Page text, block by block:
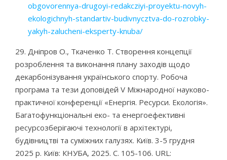
obgovorennya-drugoyi-redakcziyi-proyektu-novyh-
ekologichnyh-standartiv-budivnycztva-do-rozrobky-
yakyh-zalucheni-eksperty-knuba/
29. Дніпров О., Ткаченко Т. Створення концепції
розроблення та виконання плану заходів щодо
декарбонізування українського спорту. Робоча
програма та тези доповідей V Міжнародної науково-
практичної конференції «Енергія. Ресурси. Екологія».
Багатофункціональні еко- та енергоефективні
ресурсозберігаючі технології в архітектурі,
будівництві та суміжних галузях. Київ. 3-5 грудня
2025 р. Київ: КНУБА, 2025. С. 105-106. URL: